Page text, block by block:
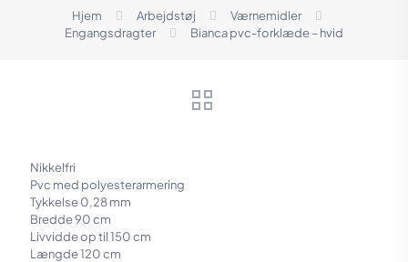
Hjem Arbejdstøj
Værnemidler
Engangsdragter
Bianca pvc-forklæde – hvid
Nikkelfri
Pvc med polyesterarmering
Tykkelse 0,28 mm
Bredde 90 cm
Livvidde op til 150 cm
Længde 120 cm